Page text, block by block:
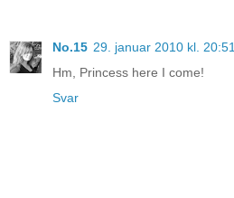
No.15 29. januar 2010 kl. 20:51
Hm, Princess here I come!
Svar